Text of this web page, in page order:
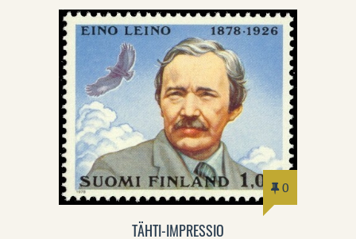
0
TÄHTI-IMPRESSIO